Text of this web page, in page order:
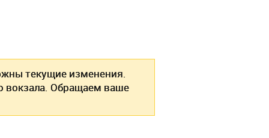
текущие изменения.
вокзала. Обращаем ваше